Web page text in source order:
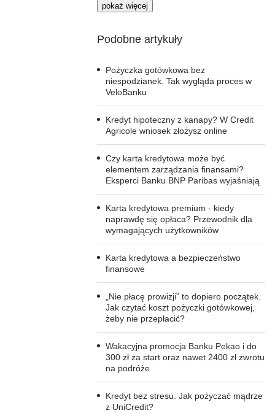
pokaż więcej
Podobne artykuły
Pożyczka gotówkowa bez
niespodzianek. Tak wygląda proces w
VeloBanku
Kredyt hipoteczny z kanapy? W Credit
Agricole wniosek złożysz online
Czy karta kredytowa może być
elementem zarządzania finansami?
Eksperci Banku BNP Paribas wyjaśniają
Karta kredytowa premium - kiedy
naprawdę się opłaca? Przewodnik dla
wymagających użytkowników
Karta kredytowa a bezpieczeństwo
finansowe
„Nie płacę prowizji” to dopiero początek.
Jak czytać koszt pożyczki gotówkowej,
żeby nie przepłacić?
Wakacyjna promocja Banku Pekao i do
300 zł za start oraz nawet 2400 zł zwrotu
na podróże
Kredyt bez stresu. Jak pożyczać mądrze
z UniCredit?